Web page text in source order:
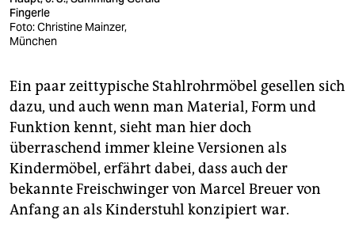
Fingerle
Foto: Christine Mainzer,
München
Ein paar zeittypische Stahlrohrmöbel gesellen sich
dazu, und auch wenn man Material, Form und
Funktion kennt, sieht man hier doch
überraschend immer kleine Versionen als
Kindermöbel, erfährt dabei, dass auch der
bekannte Freischwinger von Marcel Breuer von
Anfang an als Kinderstuhl konzipiert war.